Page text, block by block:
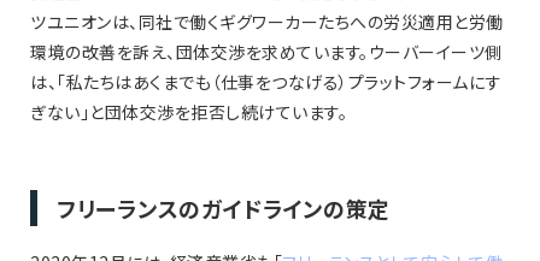
ツユニオンは、同社で働くギグワーカーたちへの労災適用と労働
環境の改善を訴え、団体交渉を求めています。ウーバーイーツ側
は、「私たちはあくまでも（仕事をつなげる）プラットフォームにす
ぎない」と団体交渉を拒否し続けています。
フリーランスのガイドラインの策定